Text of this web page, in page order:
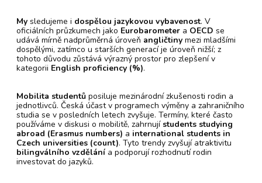
My sledujeme i dospělou jazykovou vybavenost. V
oficiálních průzkumech jako Eurobarometer a OECD se
udává mírně nadprůměrná úroveň angličtiny mezi mladšími
dospělými, zatímco u starších generací je úroveň nižší; z
tohoto důvodu zůstává výrazný prostor pro zlepšení v
kategorii English proficiency (%).
Mobilita studentů posiluje mezinárodní zkušenosti rodin a
jednotlivců. Česká účast v programech výměny a zahraničního
studia se v posledních letech zvyšuje. Termíny, které často
používáme v diskusi o mobilitě, zahrnujístudents studying
abroad (Erasmus numbers) a international students in
Czech universities (count). Tyto trendy zvyšují atraktivitu
bilingválního vzdělání a podporují rozhodnutí rodin
investovat do jazyků.